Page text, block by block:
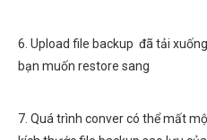
6. Upload file backup đã tải
bạn muốn restore sang
7. Quá trình conver có thể mất